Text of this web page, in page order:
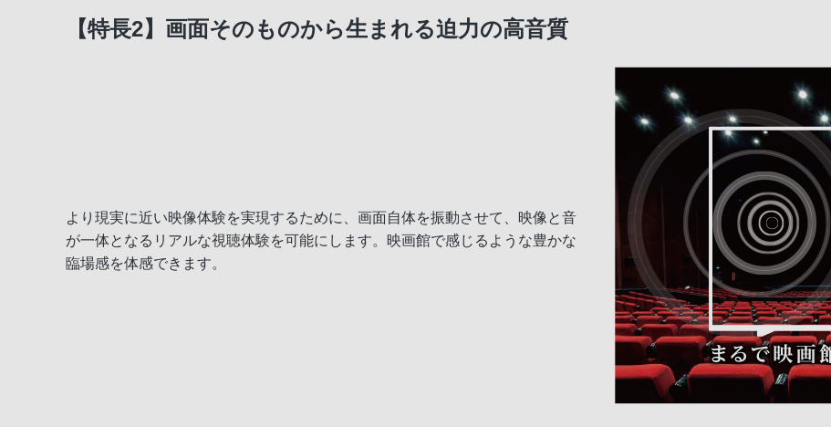
【特長2】画面そのものから生まれる迫力の高音質
より現実に近い映像体験を実現するために、画面自体を振動させて、映像と音
が一体となるリアルな視聴体験を可能にします。映画館で感じるような豊かな
臨場感を体感できます。